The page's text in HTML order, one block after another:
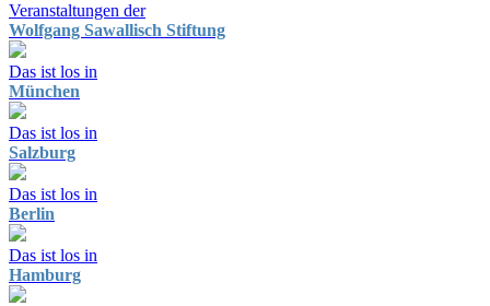
Veranstaltungen der
Wolfgang Sawallisch Stiftung
Das ist los in
München
Das ist los in
Salzburg
Das ist los in
Berlin
Das ist los in
Hamburg